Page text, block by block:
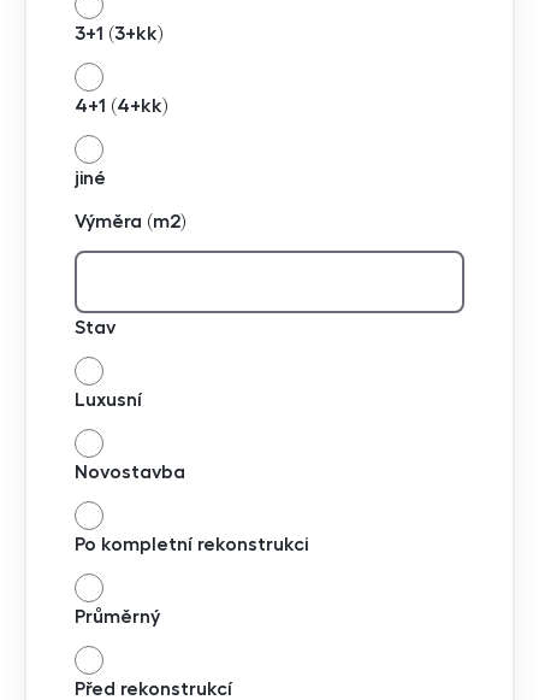
3+1 (3+kk)
4+1 (4+kk)
jiné
Výměra (m2)
Stav
Luxusní
Novostavba
Po kompletní rekonstrukci
Průměrný
Před rekonstrukcí